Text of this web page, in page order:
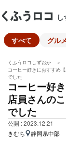
すべて グルメ
くふうロコしずおか
コーヒー好きにおすすめ
でした
コーヒー好
店員さんの
でした
公開 : 2023.12.21
きむち
静岡県中部